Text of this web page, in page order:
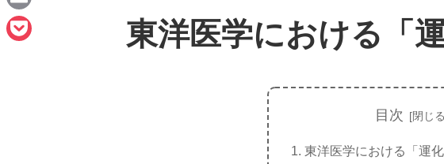
東洋医学における「
目次
東洋医学における「運
e
a
c
E